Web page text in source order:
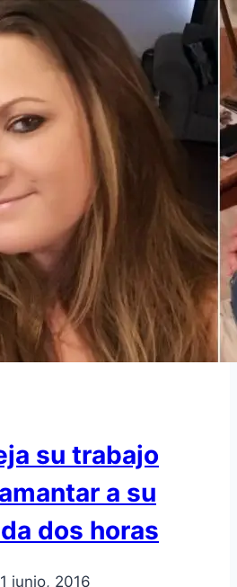
su trabajo
a su
dos horas
junio, 2016